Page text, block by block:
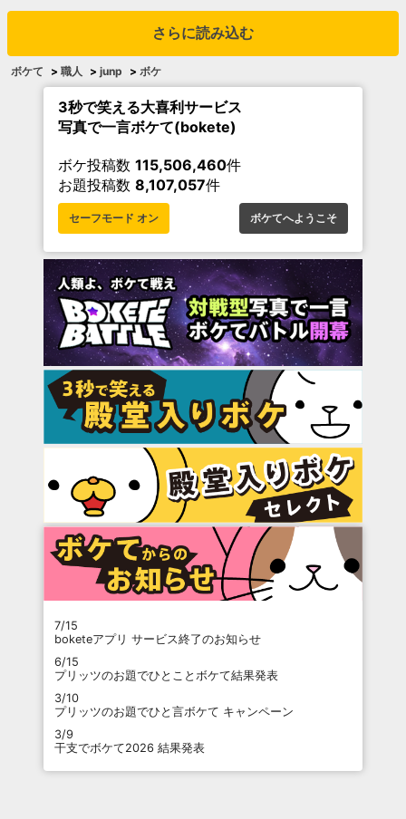
さらに読み込む
ボケて > 職人 > junp > ボケ
3秒で笑える大喜利サービス
写真で一言ボケて(bokete)
ボケ投稿数 115,506,460件
お題投稿数 8,107,057件
セーフモード オン ボケてへようこそ
7/15
boketeアプリ サービス終了のお知らせ
6/15
プリッツのお題でひとことボケて結果発表
3/10
プリッツのお題でひと言ボケて キャンペーン
3/9
干支でボケて2026 結果発表